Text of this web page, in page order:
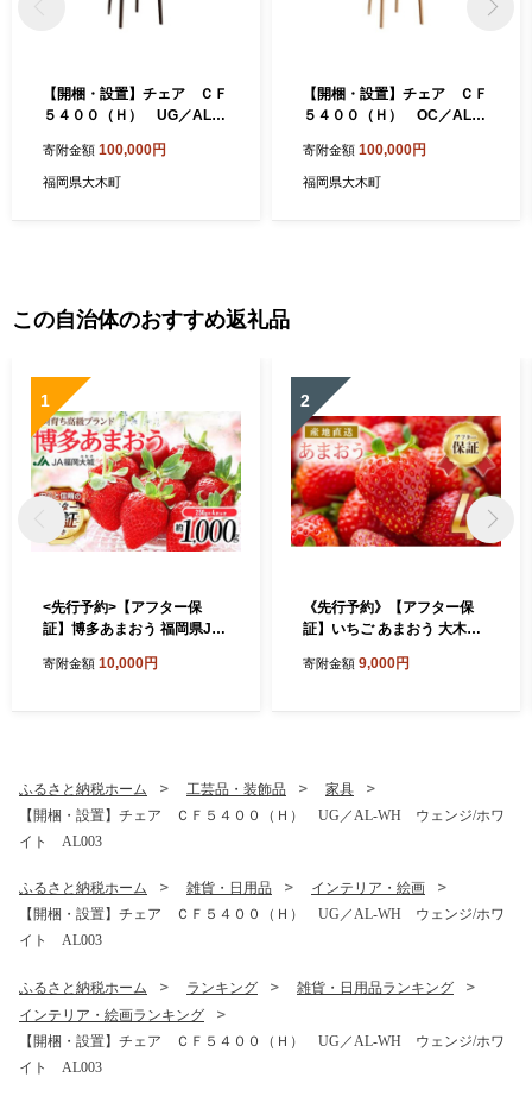
【開梱・設置】チェア ＣＦ
５４００（Ｈ） UG／AL-B
04
寄附金額 100,000円
福岡県大木町
【開梱・設置】チェア ＣＦ
５４００（Ｈ） OC／AL-W
寄附金額 100,000円
福岡県大木町
この自治体のおすすめ返礼品
1
<先行予約>【アフター保
証】博多あまおう 福岡県JA
ういちご 1000g（約250g×4
寄附金額 10,000円
2
《先行予約》【アフター保
証】いちご あまおう 大木町
【2027年1月～3月に順次出
寄附金額 9,000円
ふるさと納税ホーム 工芸品・装飾品
家具
【開梱・設置】チェア ＣＦ５４００（Ｈ） UG／AL-WH ウェンジ/ホワ
イト AL003
ふるさと納税ホーム 雑貨・日用品
インテリア・絵画
【開梱・設置】チェア ＣＦ５４００（Ｈ） UG／AL-WH ウェンジ/ホワ
イト AL003
ふるさと納税ホーム ランキング
雑貨・日用品ランキング
インテリア・絵画ランキング
【開梱・設置】チェア ＣＦ５４００（Ｈ） UG／AL-WH ウェンジ/ホワ
イト AL003